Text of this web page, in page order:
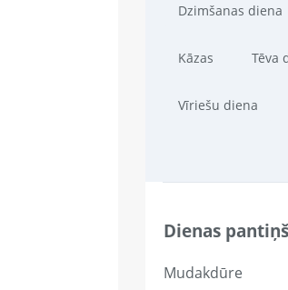
Dzimšanas diena
Kāzas Tēva
Vīriešu diena
Dienas pantiņš
Mudakdūre